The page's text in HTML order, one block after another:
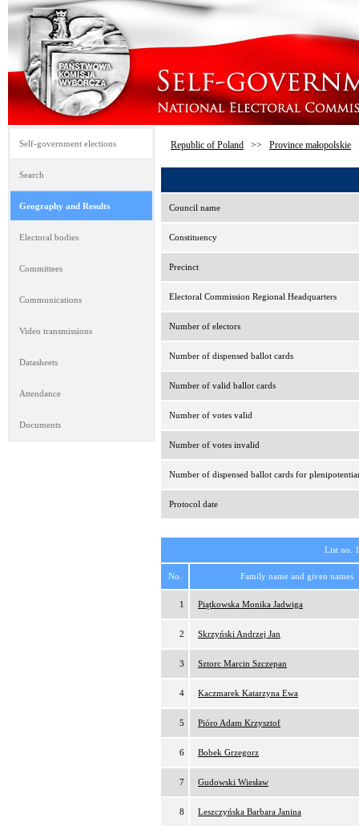
Self-government elections
Search
Geography and Results
Electoral bodies
Committees
Communications
Video transmissions
Datasheets
Attendance
Documents
Republic of Poland >> Province małopolskie
Council name
Constituency
Precinct
Electoral Commission Regional Headquarters
Number of electors
Number of dispensed ballot cards
Number of valid ballot cards
Number of votes valid
Number of votes invalid
Number of dispensed ballot cards for
Protocol date
List no.
No. Family name and given names
1 Piątkowska Monika Jadwiga
2 Skrzyński Andrzej Jan
3 Sztorc Marcin Szczepan
4 Kaczmarek Katarzyna Ewa
5 Pióro Adam Krzysztof
6 Bobek Grzegorz
7 Gudowski Wiesław
8 Leszczyńska Barbara Janina